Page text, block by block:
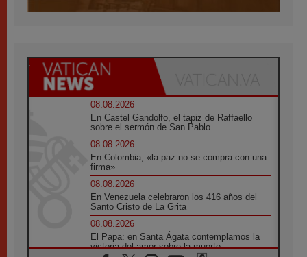
08.08.2026
En Castel Gandolfo, el tapiz de Raffaello
sobre el sermón de San Pablo
08.08.2026
En Colombia, «la paz no se compra con una
firma»
08.08.2026
En Venezuela celebraron los 416 años del
Santo Cristo de La Grita
08.08.2026
El Papa: en Santa Ágata contemplamos la
victoria del amor sobre la muerte